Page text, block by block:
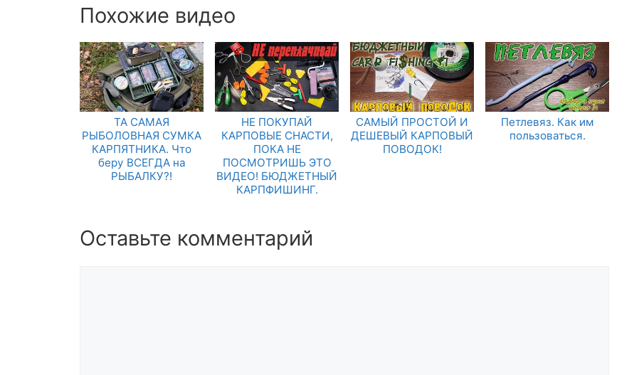
Похожие видео
ТА САМАЯ
РЫБОЛОВНАЯ СУМКА
КАРПЯТНИКА. Что
беру ВСЕГДА на
РЫБАЛКУ?!
НЕ ПОКУПАЙ
КАРПОВЫЕ СНАСТИ,
ПОКА НЕ
ПОСМОТРИШЬ ЭТО
ВИДЕО! БЮДЖЕТНЫЙ
КАРПФИШИНГ.
САМЫЙ ПРОСТОЙ И
ДЕШЕВЫЙ КАРПОВЫЙ
ПОВОДОК!
Петлевяз. Как им
пользоваться.
Оставьте комментарий